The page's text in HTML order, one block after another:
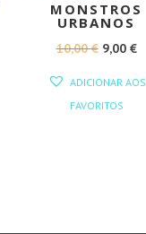
MONSTROS
URBANOS
10,00€ O
9,00 €O
ADICIONAR AOS
FAVORITOS